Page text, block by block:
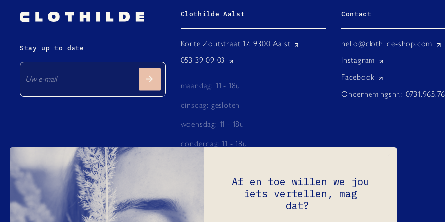
Stay up to date
Clothilde Aalst
Korte Zoutstraat 17, 9300 Aalst
053 39 09 03
maandag: 11 - 18u
dinsdag: gesloten
woensdag: 11 - 18u
donderdag: 11 - 18u
zaterdag: 10 - 18u
Contact
hello@clothilde-shop.com
Instagram
Facebook
Ondernemingsnr.:
Af en toe willen we jou
iets vertellen, mag
dat?